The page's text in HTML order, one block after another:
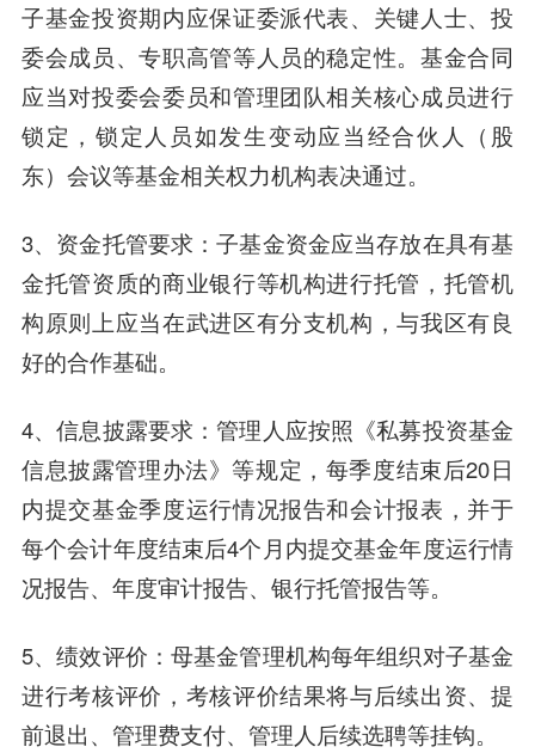
子基金投资期内应保证委派代表、关键人士、投
委会成员、专职高管等人员的稳定性。基金合同
应当对投委会委员和管理团队相关核心成员进行
锁定，锁定人员如发生变动应当经合伙人（股
东）会议等基金相关权力机构表决通过。
3、资金托管要求：子基金资金应当存放在具有基
金托管资质的商业银行等机构进行托管，托管机
构原则上应当在武进区有分支机构，与我区有良
好的合作基础。
4、信息披露要求：管理人应按照《私募投资基金
信息披露管理办法》等规定，每季度结束后20日
内提交基金季度运行情况报告和会计报表，并于
每个会计年度结束后4个月内提交基金年度运行情
况报告、年度审计报告、银行托管报告等。
5、绩效评价：母基金管理机构每年组织对子基金
进行考核评价，考核评价结果将与后续出资、提
前退出、管理费支付、管理人后续选聘等挂钩。